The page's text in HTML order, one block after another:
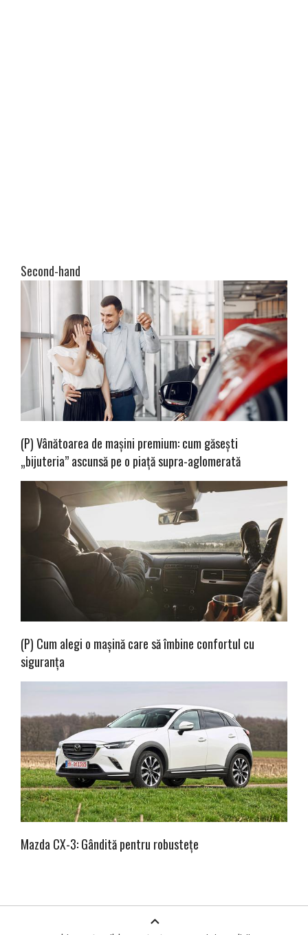
Second-hand
(P) Vânătoarea de mașini premium: cum găsești
„bijuteria” ascunsă pe o piață supra-aglomerată
(P) Cum alegi o mașină care să îmbine confortul cu
siguranța
Mazda CX-3: Gândită pentru robustețe